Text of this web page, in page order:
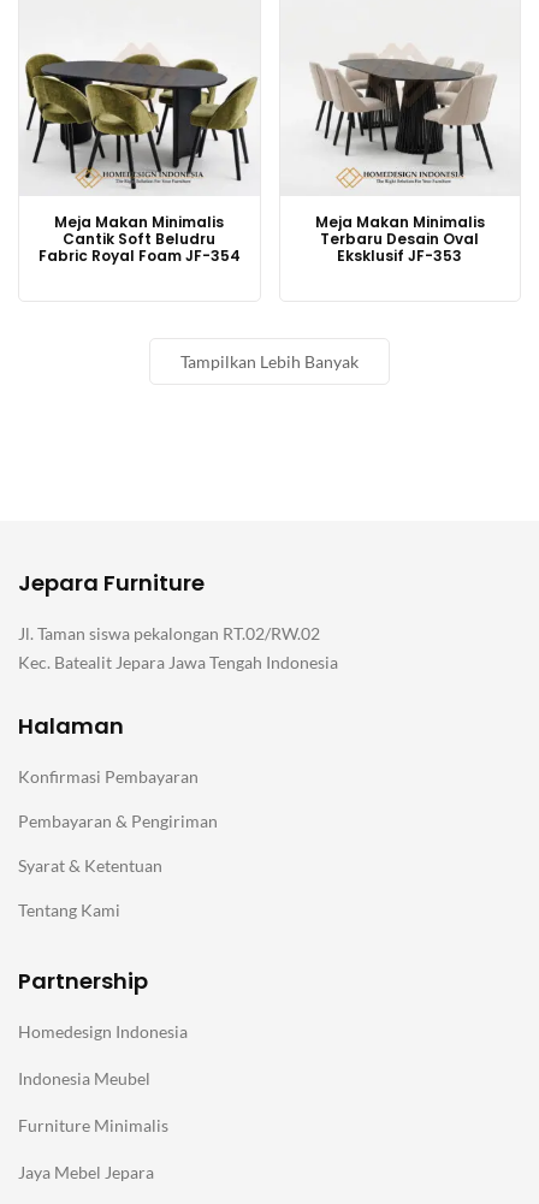
Meja Makan Minimalis
Cantik Soft Beludru
Fabric Royal Foam JF-354
Meja Makan Minimalis
Terbaru Desain Oval
Eksklusif JF-353
Tampilkan Lebih Banyak
Jepara Furniture
Jl. Taman siswa pekalongan RT.02/RW.02
Kec. Batealit Jepara Jawa Tengah Indonesia
Halaman
Konfirmasi Pembayaran
Pembayaran & Pengiriman
Syarat & Ketentuan
Tentang Kami
Partnership
Homedesign Indonesia
Indonesia Meubel
Furniture Minimalis
Jaya Mebel Jepara